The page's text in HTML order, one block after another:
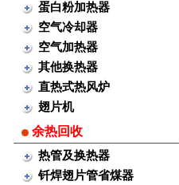
蛋白粉加热器
空气冷却器
空气加热器
其他换热器
直热式热风炉
翅片机
余热回收
热管及换热器
钎焊翅片管省煤器